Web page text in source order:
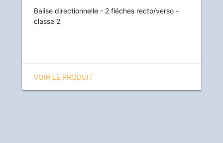
Balise directionnelle - 2 fléches recto/verso -
classe 2
VOIR LE PRODUIT